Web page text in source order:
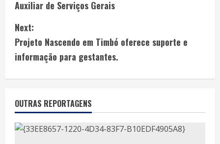
Auxiliar de Serviços Gerais
Next:
Projeto Nascendo em Timbó oferece suporte e
informação para gestantes.
OUTRAS REPORTAGENS